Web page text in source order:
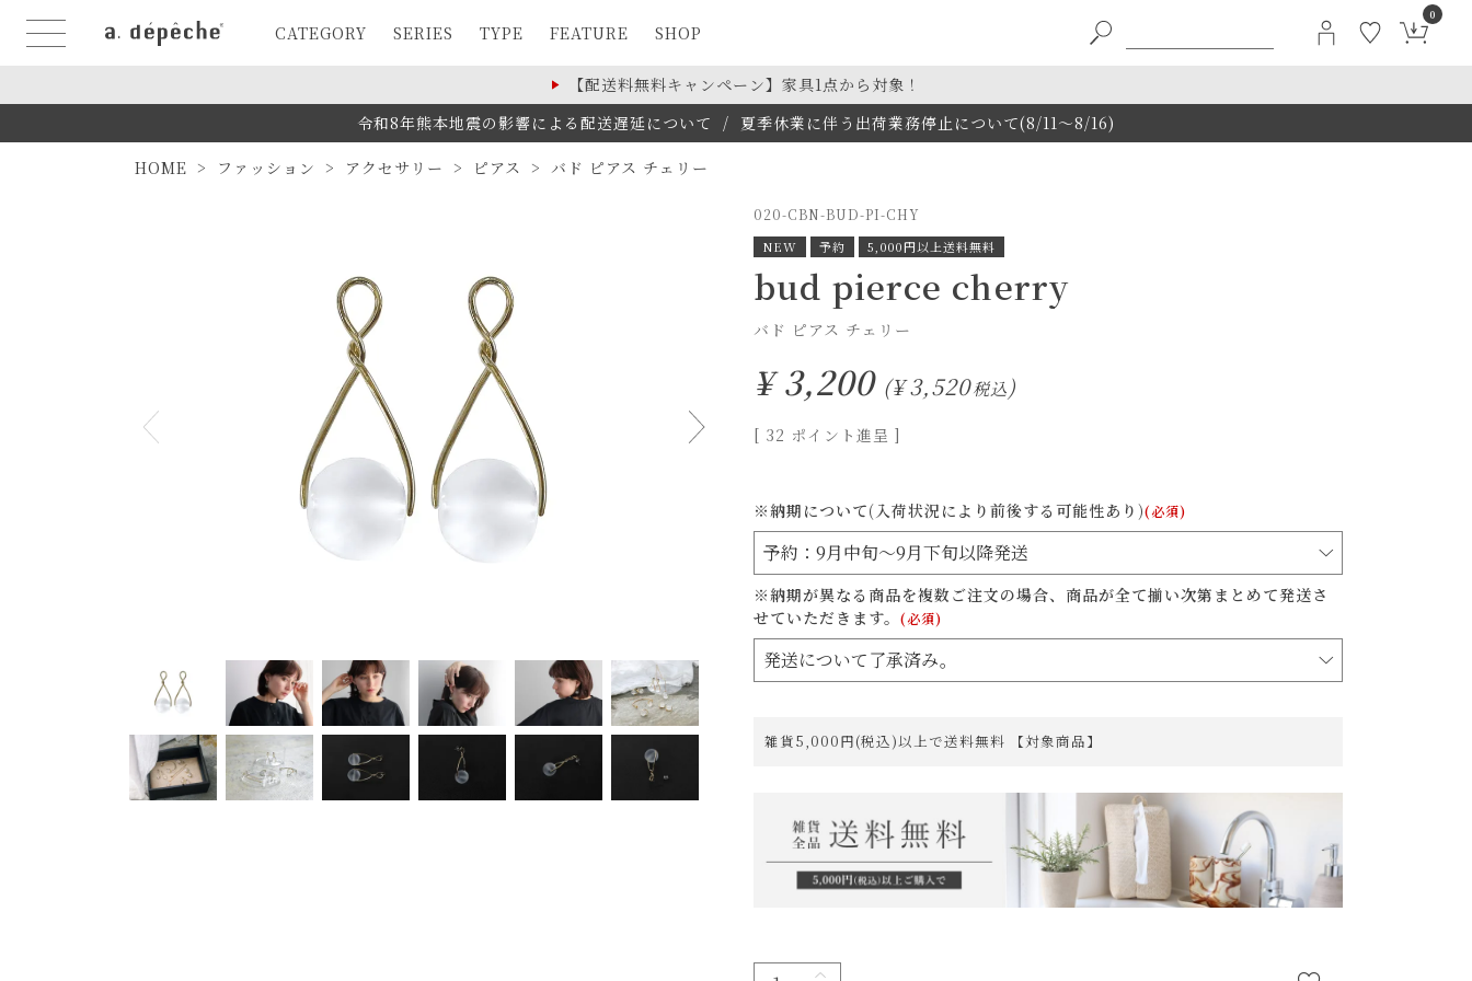
CATEGORY SERIES TYPE FEATURE SHOP
0
【配送料無料キャンペーン】家具1点から対象！
令和8年熊本地震の影響による配送遅延について / 夏季休業に伴う出荷業務停止について(8/11～8/16)
HOME ファッション アクセサリー ピアス バド ピアス チェリー
020-CBN-BUD-PI-CHY
NEW 予約 5,000円以上送料無料
bud pierce cherry
バド ピアス チェリー
¥ 3,200 ¥3,520税込
[ 32 ポイント進呈 ]
※納期について(入荷状況により前後する可能性あり)(必須)
※納期が異なる商品を複数ご注文の場合、商品が全て揃い次第まとめて発送さ
せていただきます。 (必須)
雑貨5,000円(税込)以上で送料無料 【対象商品】